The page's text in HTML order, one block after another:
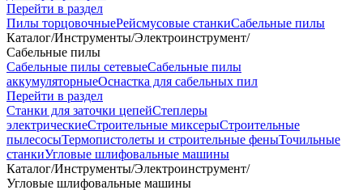
Перейти в раздел
Пилы торцовочныеРейсмусовые станкиСабельные пилы
Каталог/Инструменты/Электроинструмент/
Сабельные пилы
Сабельные пилы сетевыеСабельные пилы
аккумуляторныеОснастка для сабельных пил
Перейти в раздел
Станки для заточки цепейСтеплеры
электрическиеСтроительные миксерыСтроительные
пылесосыТермопистолеты и строительные феныТочильные
станкиУгловые шлифовальные машины
Каталог/Инструменты/Электроинструмент/
Угловые шлифовальные машины